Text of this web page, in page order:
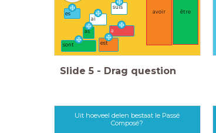
avoir être
es
ai
suis
a
as
sont est
Slide 5 - Drag question
Uit hoeveel delen bestaat le Passé
Composé?